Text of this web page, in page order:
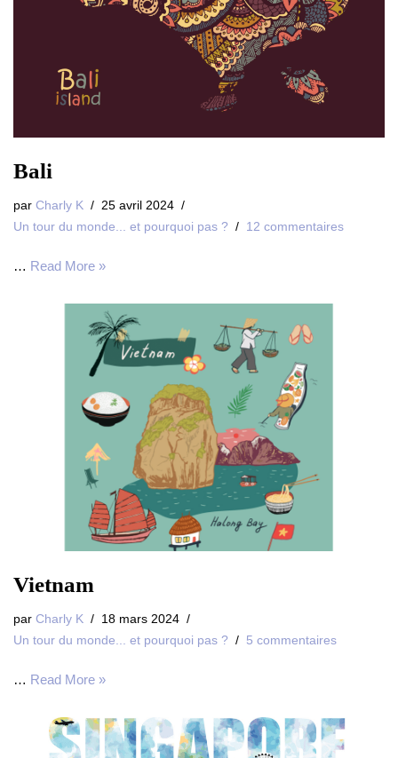
Bali
par Charly K
25 avril 2024
Un tour du monde... et pourquoi pas ?
12 commentaires
… Read More »
Vietnam
par Charly K
18 mars 2024
Un tour du monde... et pourquoi pas ?
5 commentaires
… Read More »